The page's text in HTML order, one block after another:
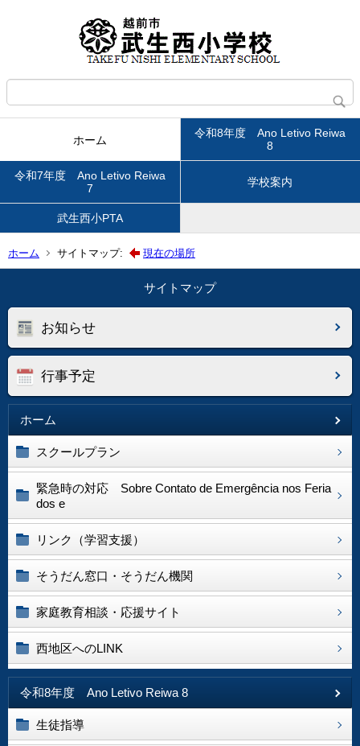
ホーム
令和8年度 Ano Letivo Reiwa
8
令和7年度 Ano Letivo Reiwa
7
学校案内
武生西小PTA
ホーム サイトマップ: 現在の場所
サイトマップ
お知らせ
行事予定
ホーム
スクールプラン
緊急時の対応 Sobre Contato de Emergência nos Feria
dos e
リンク（学習支援）
そうだん窓口・そうだん機関
家庭教育相談・応援サイト
西地区へのLINK
令和8年度 Ano Letivo Reiwa 8
生徒指導